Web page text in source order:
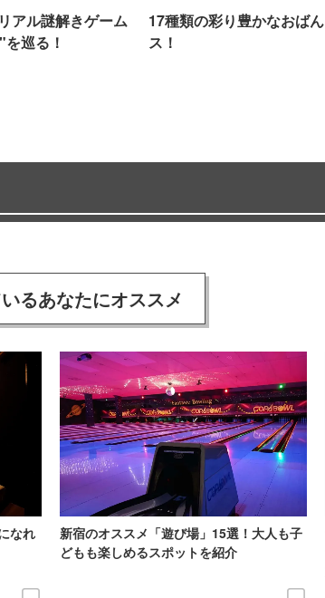
アル謎解きゲーム
巡る！
17種類の彩り豊かなおば
ス！
るあなたにオススメ
なれ
新宿のオススメ「遊び場」15選！大人も子
どもも楽しめるスポットを紹介